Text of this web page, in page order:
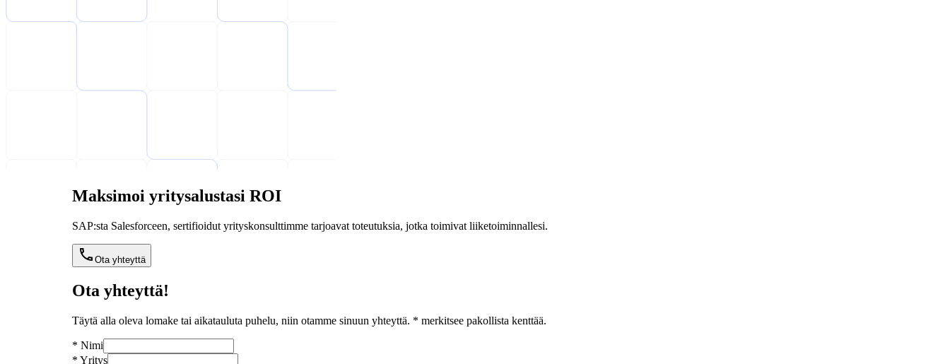
Maksimoi yritysalustasi ROI
SAP:sta Salesforceen, sertifioidut yrityskonsulttimme tarjoavat toteutuksia, jotka toimivat liiketoiminnallesi.
Ota yhteyttä
Ota yhteyttä!
Täytä alla oleva lomake tai aikatauluta puhelu, niin otamme sinuun yhteyttä. * merkitsee pakollista kenttää.
* Nimi
* Yritys